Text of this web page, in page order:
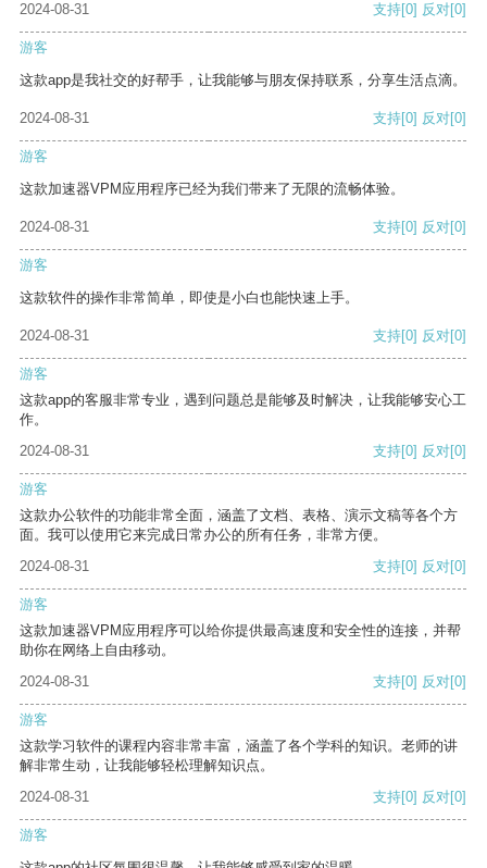
2024-08-31
支持[0] 反对[0]
游客
这款app是我社交的好帮手，让我能够与朋友保持联系，分享生活点滴。
2024-08-31 支持[0] 反对[0]
游客
这款加速器VPM应用程序已经为我们带来了无限的流畅体验。
2024-08-31 支持[0] 反对[0]
游客
这款软件的操作非常简单，即使是小白也能快速上手。
2024-08-31 支持[0] 反对[0]
游客
这款app的客服非常专业，遇到问题总是能够及时解决，让我能够安心工
作。
2024-08-31
支持[0] 反对[0]
游客
这款办公软件的功能非常全面，涵盖了文档、表格、演示文稿等各个方
面。我可以使用它来完成日常办公的所有任务，非常方便。
2024-08-31
支持[0] 反对[0]
游客
这款加速器VPM应用程序可以给你提供最高速度和安全性的连接，并帮
助你在网络上自由移动。
2024-08-31
支持[0] 反对[0]
游客
这款学习软件的课程内容非常丰富，涵盖了各个学科的知识。老师的讲
解非常生动，让我能够轻松理解知识点。
2024-08-31
支持[0] 反对[0]
游客